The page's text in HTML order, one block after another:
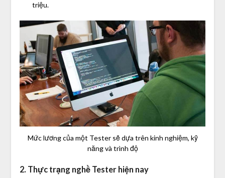
triệu.
Mức lương của một Tester sẽ dựa trên kinh nghiệm, kỹ
năng và trình độ
2. Thực trạng nghề Tester hiện nay